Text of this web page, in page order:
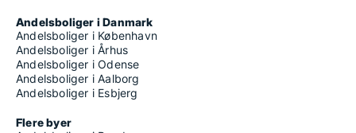
Andelsboliger i Danmark
Andelsboliger i København
Andelsboliger i Århus
Andelsboliger i Odense
Andelsboliger i Aalborg
Andelsboliger i Esbjerg
Flere byer